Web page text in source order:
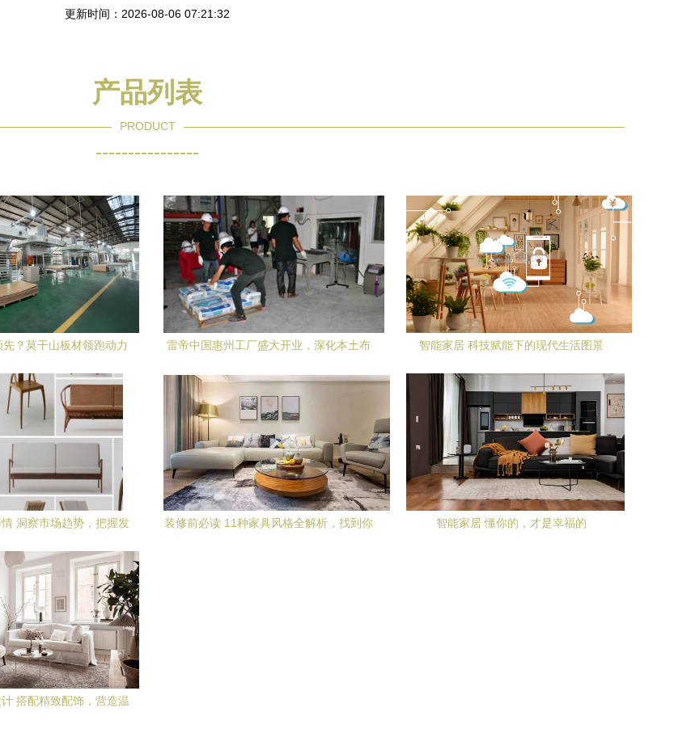
更新时间：2026-08-06 07:21:32
产品列表
PRODUCT
----------------
？莫干山板材领跑动力
雷帝中国惠州工厂盛大开业，深化本土布
智能家居 科技赋能下的现代生活图景
洞察市场趋势，把握发
装修前必读 11种家具风格全解析，找到你
智能家居 懂你的，才是幸福的
搭配精致配饰，营造温